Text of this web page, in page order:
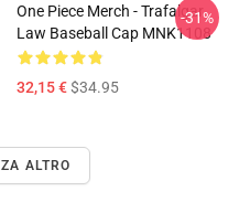
One Piece Merch - Trafalgar
Law Baseball Cap MNK1108
32,15 €$34.95
-31%
ALTRO